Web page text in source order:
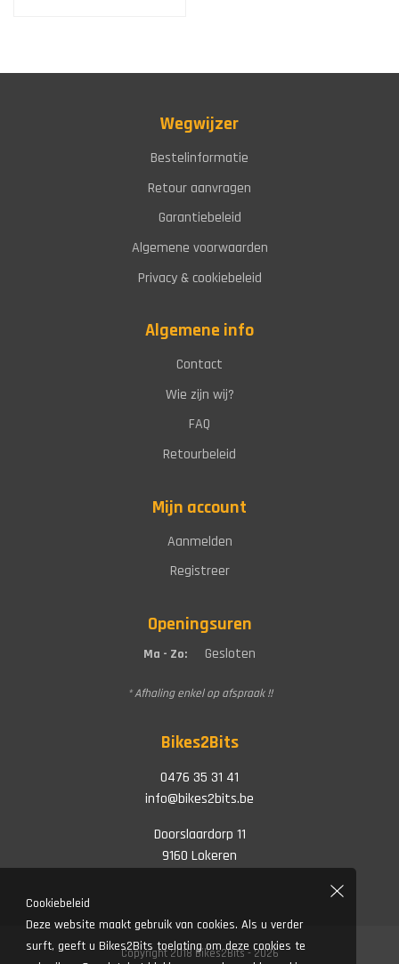
Wegwijzer
Bestelinformatie
Retour aanvragen
Garantiebeleid
Algemene voorwaarden
Privacy & cookiebeleid
Algemene info
Contact
Wie zijn wij?
FAQ
Retourbeleid
Mijn account
Aanmelden
Registreer
Openingsuren
Ma - Zo: Gesloten
* Afhaling enkel op afspraak !!
Bikes2Bits
0476 35 31 41
info@bikes2bits.be
Doorslaardorp 11
9160 Lokeren
Copyright 2018 Bikes2Bits - 2026
Cookiebeleid
Deze website maakt gebruik van cookies. Als u verder
surft, geeft u Bikes2Bits toelating om deze cookies te